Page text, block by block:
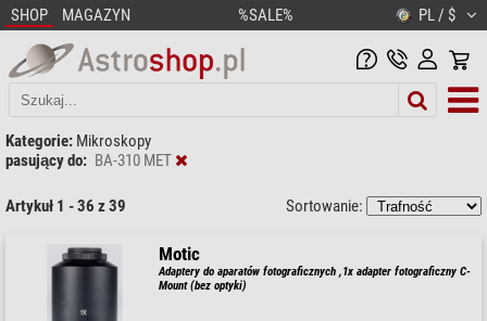
SHOP MAGAZYN %SALE% PL / $
Kategorie: Mikroskopy
pasujący do: BA-310 MET
Artykuł 1 - 36 z 39 Sortowanie:
Motic
Adaptery do aparatów fotograficznych ,1x adapter fotograficzny C-
Mount (bez optyki)